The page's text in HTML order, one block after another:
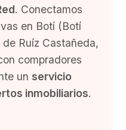
. Conectamos
en Botí (Botí
Ruíz Castañeda,
compradores
un servicio
inmobiliarios.